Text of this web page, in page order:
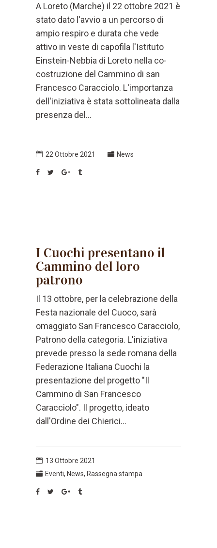
A Loreto (Marche) il 22 ottobre 2021 è
stato dato l'avvio a un percorso di
ampio respiro e durata che vede
attivo in veste di capofila l'Istituto
Einstein-Nebbia di Loreto nella co-
costruzione del Cammino di san
Francesco Caracciolo. L'importanza
dell'iniziativa è stata sottolineata dalla
presenza del...
22 Ottobre 2021 News
I Cuochi presentano il
Cammino del loro
patrono
Il 13 ottobre, per la celebrazione della
Festa nazionale del Cuoco, sarà
omaggiato San Francesco Caracciolo,
Patrono della categoria. L'iniziativa
prevede presso la sede romana della
Federazione Italiana Cuochi la
presentazione del progetto "Il
Cammino di San Francesco
Caracciolo". Il progetto, ideato
dall'Ordine dei Chierici...
13 Ottobre 2021
Eventi, News, Rassegna stampa